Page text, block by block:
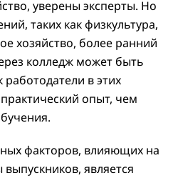
уверены эксперты. Но
таких как физкультура,
хозяйство, более ранний
колледж может быть
в этих
опыт, чем
факторов, влияющих на
является